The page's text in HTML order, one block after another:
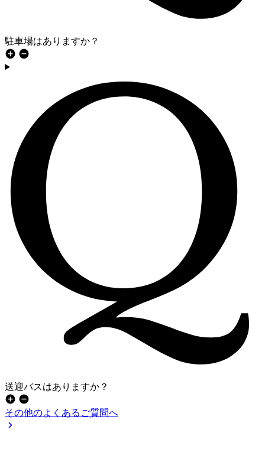
駐車場はありますか？
送迎バスはありますか？
その他のよくあるご質問へ